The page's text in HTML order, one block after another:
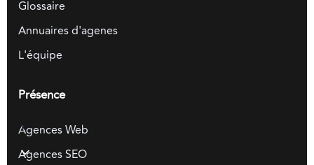
Glossaire
Annuaires d'agenes
L'équipe
Présence
Agences Web
Agences SEO